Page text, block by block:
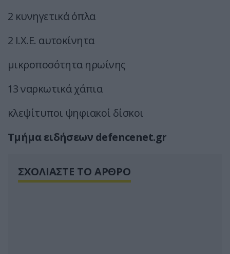
2 κυνηγετικά όπλα
2 Ι.Χ.Ε. αυτοκίνητα
μικροποσότητα ηρωίνης
13 ναρκωτικά χάπια
κλεψίτυποι ψηφιακοί δίσκοι
Tμήμα ειδήσεων defencenet.gr
ΣΧΟΛΙΑΣΤΕ ΤΟ ΑΡΘΡΟ